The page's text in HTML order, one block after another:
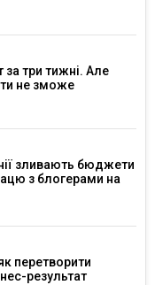
три тижні. Але
не зможе
зливають бюджети
з блогерами на
перетворити
результат